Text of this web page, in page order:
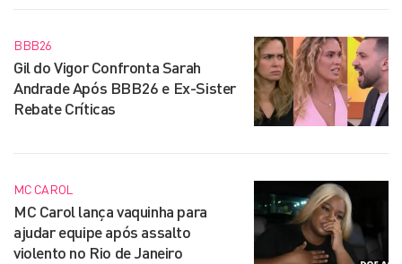
BBB26
Gil do Vigor Confronta Sarah
Andrade Após BBB26 e Ex-Sister
Rebate Críticas
MC CAROL
MC Carol lança vaquinha para
ajudar equipe após assalto
violento no Rio de Janeiro